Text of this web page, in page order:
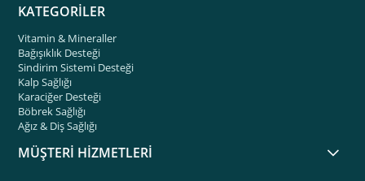
KATEGORİLER
Vitamin & Mineraller
Bağışıklık Desteği
Sindirim Sistemi Desteği
Kalp Sağlığı
Karaciğer Desteği
Böbrek Sağlığı
Ağız & Diş Sağlığı
MÜŞTERİ HİZMETLERİ